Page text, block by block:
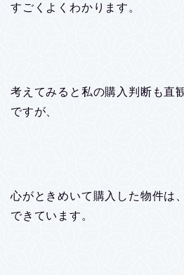
すごくよくわかります。
考えてみると私の購入判断も直
ですが、
心がときめいて購入した物件は
できています。